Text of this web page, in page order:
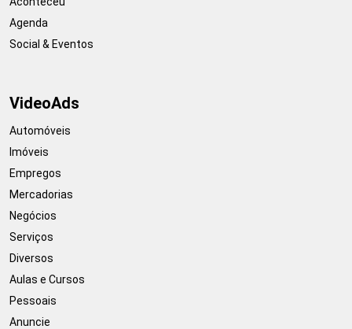
Agenda
Social & Eventos
VideoAds
Automóveis
Imóveis
Empregos
Mercadorias
Negócios
Serviços
Diversos
Aulas e Cursos
Pessoais
Anuncie